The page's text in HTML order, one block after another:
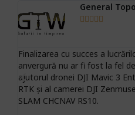
General
    
Finalizarea cu succes a
anvergură nu ar fi fost la fel
ajutorul dronei DJI Mavic 3
RTK și al camerei DJI
SLAM CHCNAV RS10.